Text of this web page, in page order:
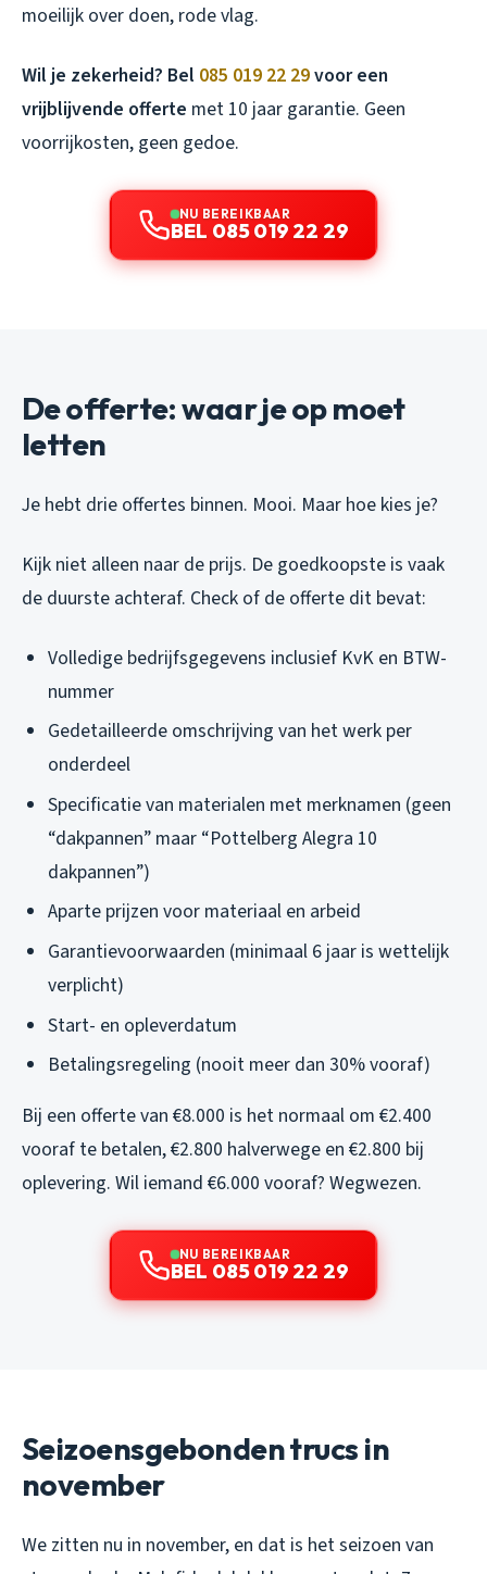
moeilijk over doen, rode vlag.
Wil je zekerheid? Bel 085 019 22 29voor een
vrijblijvende offerte met 10 jaar garantie. Geen
voorrijkosten, geen gedoe.
NU BEREIKBAAR
BEL 085 019 22 29
De offerte: waar je op moet
letten
Je hebt drie offertes binnen. Mooi. Maar hoe kies je?
Kijk niet alleen naar de prijs. De goedkoopste is vaak
de duurste achteraf. Check of de offerte dit bevat:
Volledige bedrijfsgegevens inclusief KvK en BTW-
nummer
Gedetailleerde omschrijving van het werk per
onderdeel
Specificatie van materialen met merknamen (geen
“dakpannen” maar “Pottelberg Alegra 10
dakpannen”)
Aparte prijzen voor materiaal en arbeid
Garantievoorwaarden (minimaal 6 jaar is wettelijk
verplicht)
Start- en opleverdatum
Betalingsregeling (nooit meer dan 30% vooraf)
Bij een offerte van €8.000 is het normaal om €2.400
vooraf te betalen, €2.800 halverwege en €2.800 bij
oplevering. Wil iemand €6.000 vooraf? Wegwezen.
NU BEREIKBAAR
BEL 085 019 22 29
Seizoensgebonden trucs in
november
We zitten nu in november, en dat is het seizoen van